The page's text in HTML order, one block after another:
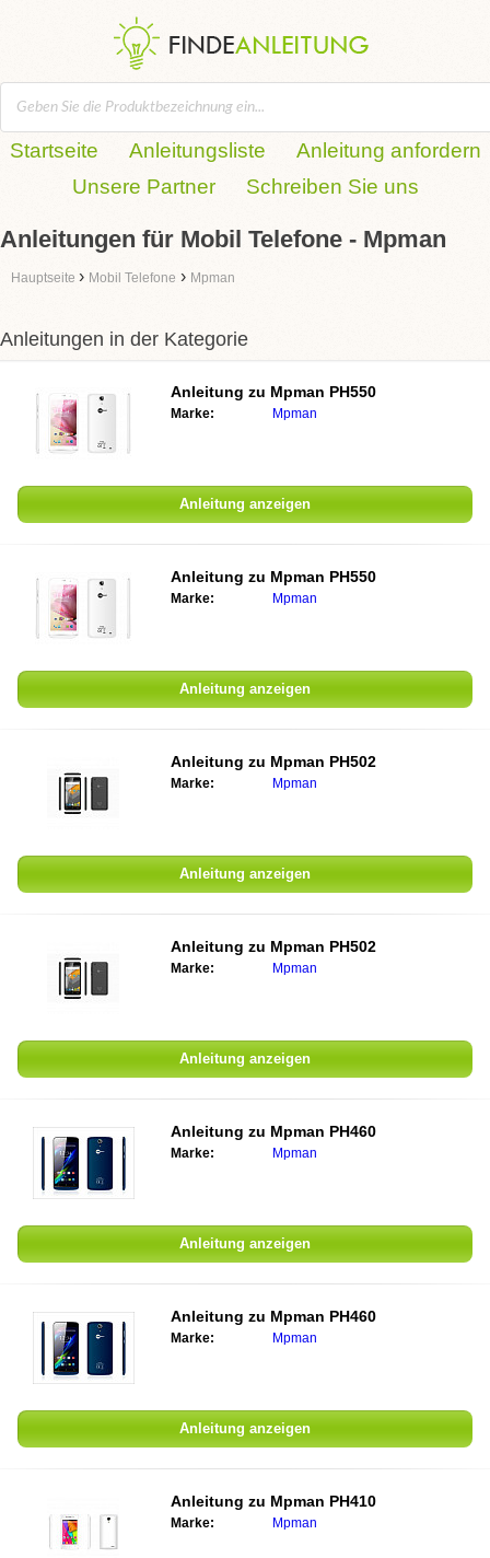
Startseite Anleitungsliste
Anleitung anfordern
Unsere Partner
Schreiben Sie uns
Anleitungen für Mobil Telefone - Mpman
Hauptseite › Mobil Telefone › Mpman
Anleitungen in der Kategorie
Anleitung zu Mpman PH550
Marke: Mpman
Anleitung anzeigen
Anleitung zu Mpman PH550
Marke: Mpman
Anleitung anzeigen
Anleitung zu Mpman PH502
Marke: Mpman
Anleitung anzeigen
Anleitung zu Mpman PH502
Marke: Mpman
Anleitung anzeigen
Anleitung zu Mpman PH460
Marke: Mpman
Anleitung anzeigen
Anleitung zu Mpman PH460
Marke: Mpman
Anleitung anzeigen
Anleitung zu Mpman PH410
Marke: Mpman